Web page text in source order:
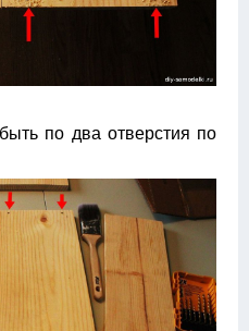
по два отверстия по